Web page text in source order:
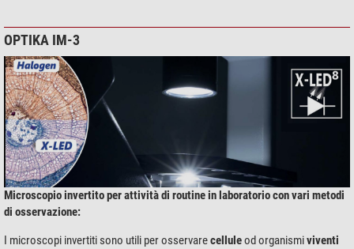
OPTIKA IM-3
Microscopio invertito per attività di routine in laboratorio con vari metodi
di osservazione:
I microscopi invertiti sono utili per osservarecelluleod organismiviventi